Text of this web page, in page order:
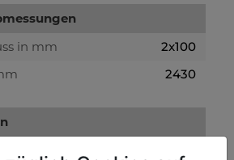
in mm
2x100
2430